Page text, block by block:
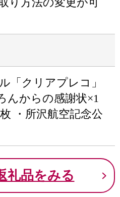
「クリアプレコ」
んからの感謝状×1
・所沢航空記念公
礼品をみる